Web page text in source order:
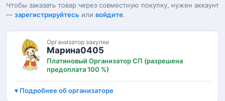
Чтобы заказать товар через совместную покупку, нужен аккаунт
— зарегистрируйтесь или войдите.
Организатор закупки
Марина0405
Платиновый Организатор СП (разрешена
предоплата 100 %)
Подробнее об организаторе